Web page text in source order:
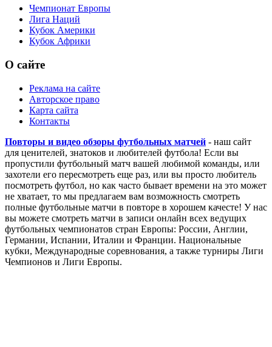
Чемпионат Европы
Лига Наций
Кубок Америки
Кубок Африки
О сайте
Реклама на сайте
Авторское право
Карта сайта
Контакты
Повторы и видео обзоры футбольных матчей - наш сайт
для ценителей, знатоков и любителей футбола! Если вы
пропустили футбольный матч вашей любимой команды, или
захотели его пересмотреть еще раз, или вы просто любитель
посмотреть футбол, но как часто бывает времени на это может
не хватает, то мы предлагаем вам возможность смотреть
полные футбольные матчи в повторе в хорошем качесте! У нас
вы можете смотреть матчи в записи онлайн всех ведущих
футбольных чемпионатов стран Европы: России, Англии,
Германии, Испании, Италии и Франции. Национальные
кубки, Международные соревнования, а также турниры Лиги
Чемпионов и Лиги Европы.